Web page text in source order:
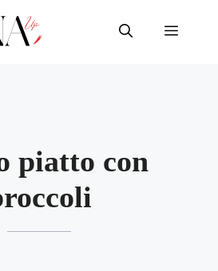
Menu
piatto con